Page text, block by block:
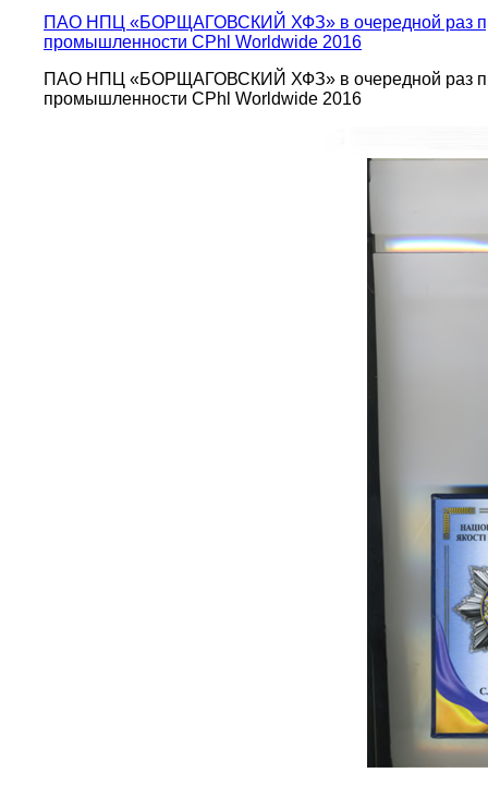
ПАО НПЦ «БОРЩАГОВСКИЙ ХФЗ» в очередной раз
промышленности CPhl Worldwide 2016
ПАО НПЦ «БОРЩАГОВСКИЙ ХФЗ» в очередной раз
промышленности CPhl Worldwide 2016